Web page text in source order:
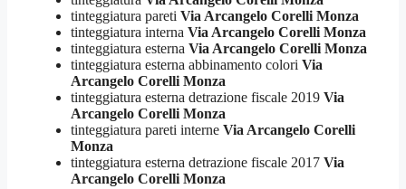
tinteggiatura pareti Via Arcangelo Corelli Monza
tinteggiatura interna Via Arcangelo Corelli Monza
tinteggiatura esterna Via Arcangelo Corelli Monza
tinteggiatura esterna abbinamento colori Via
Arcangelo Corelli Monza
tinteggiatura esterna detrazione fiscale 2019 Via
Arcangelo Corelli Monza
tinteggiatura pareti interne Via Arcangelo Corelli
Monza
tinteggiatura esterna detrazione fiscale 2017 Via
Arcangelo Corelli Monza